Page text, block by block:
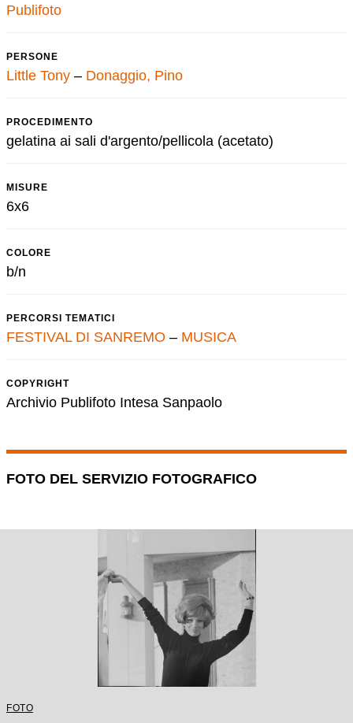
Publifoto
PERSONE
Little Tony – Donaggio, Pino
PROCEDIMENTO
gelatina ai sali d'argento/pellicola (acetato)
MISURE
6x6
COLORE
b/n
PERCORSI TEMATICI
FESTIVAL DI SANREMO – MUSICA
COPYRIGHT
Archivio Publifoto Intesa Sanpaolo
FOTO DEL SERVIZIO FOTOGRAFICO
FOTO